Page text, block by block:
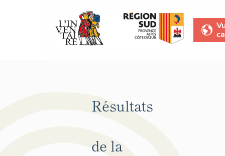
Résultats
de la